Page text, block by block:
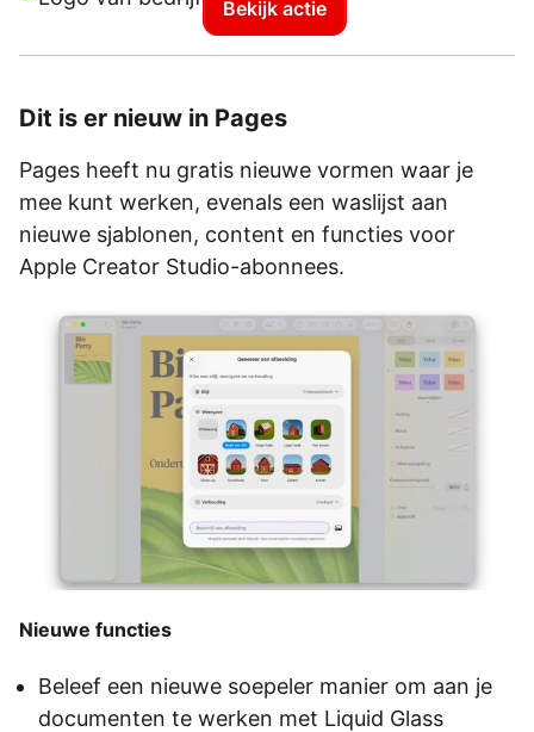
Bekijk actie
Dit is er nieuw in Pages
Pages heeft nu gratis nieuwe vormen waar je
mee kunt werken, evenals een waslijst aan
nieuwe sjablonen, content en functies voor
Apple Creator Studio-abonnees.
Nieuwe functies
Beleef een nieuwe soepeler manier om aan je
documenten te werken met Liquid Glass